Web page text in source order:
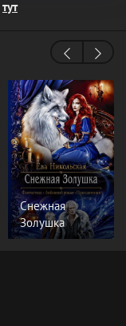
тут
Снежная
Золушка